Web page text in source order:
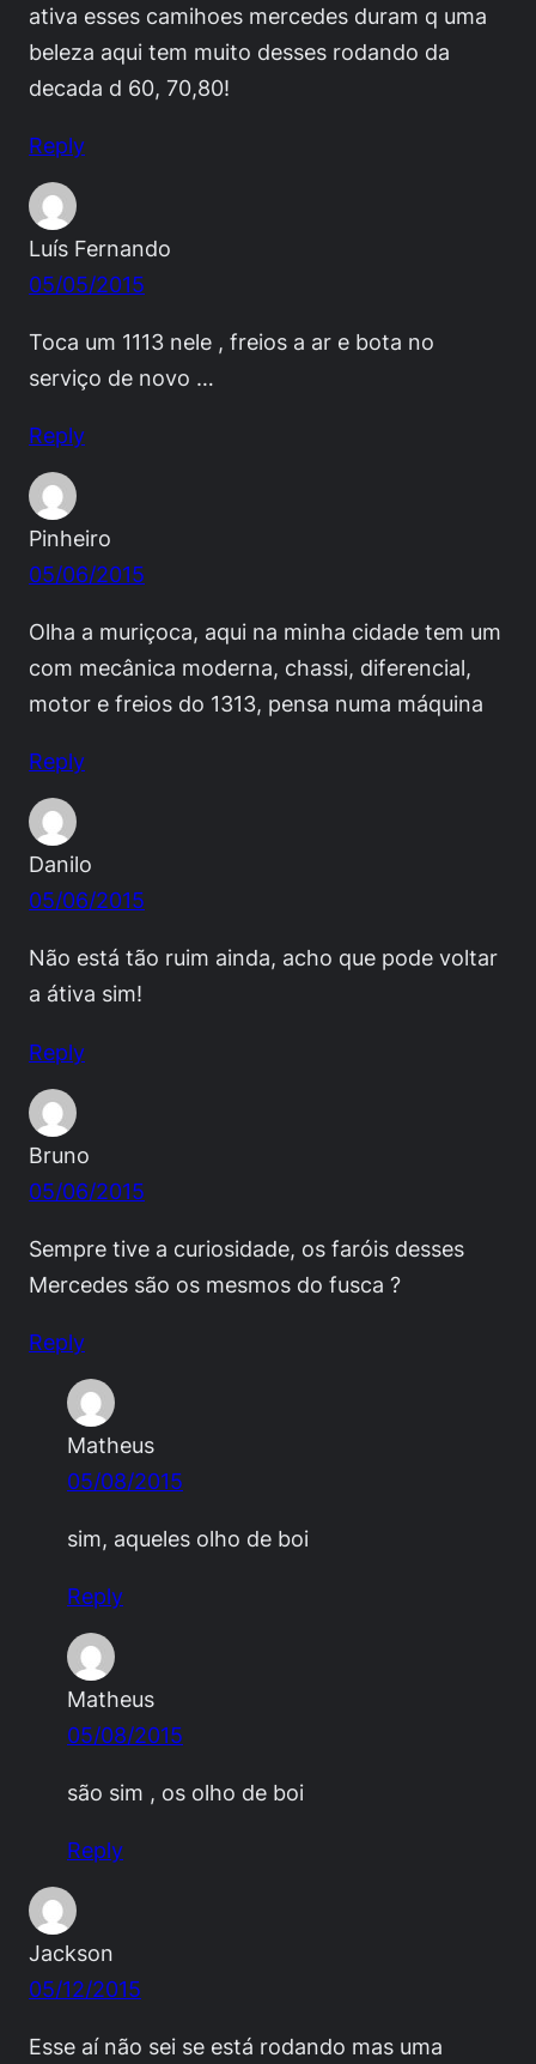
ativa esses camihoes mercedes duram q uma
beleza aqui tem muito desses rodando da
decada d 60, 70,80!
Reply
Luís Fernando
05/05/2015
Toca um 1113 nele , freios a ar e bota no
serviço de novo …
Reply
Pinheiro
05/06/2015
Olha a muriçoca, aqui na minha cidade tem um
com mecânica moderna, chassi, diferencial,
motor e freios do 1313, pensa numa máquina
Reply
Danilo
05/06/2015
Não está tão ruim ainda, acho que pode voltar
a átiva sim!
Reply
Bruno
05/06/2015
Sempre tive a curiosidade, os faróis desses
Mercedes são os mesmos do fusca ?
Reply
Matheus
05/08/2015
sim, aqueles olho de boi
Reply
Matheus
05/08/2015
são sim , os olho de boi
Reply
Jackson
05/12/2015
Esse aí não sei se está rodando mas uma